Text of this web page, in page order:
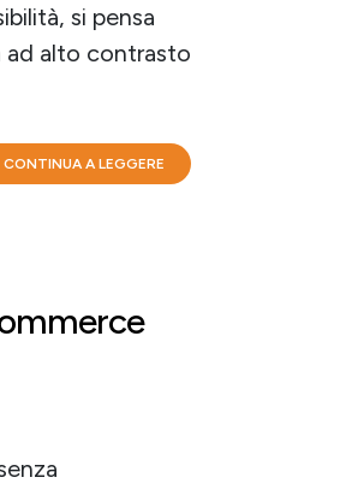
si pensa
ad alto contrasto
CONTINUA A LEGGERE